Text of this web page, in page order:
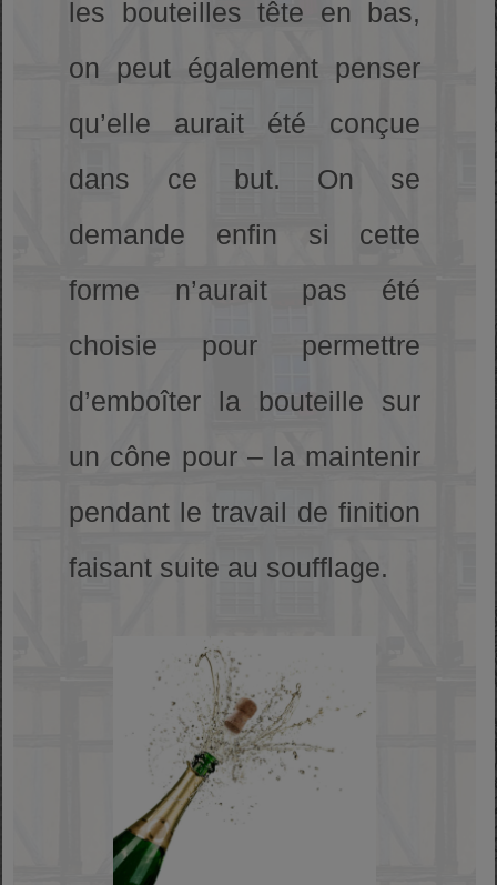
les bouteilles tête en bas,
on peut également penser
qu’elle aurait été conçue
dans ce but. On se
demande enfin si cette
forme n’aurait pas été
choisie pour permettre
d’emboîter la bouteille sur
un cône pour – la maintenir
pendant le travail de finition
faisant suite au soufflage.